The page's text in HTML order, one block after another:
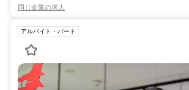
同じ企業の求人
アルバイト・パート